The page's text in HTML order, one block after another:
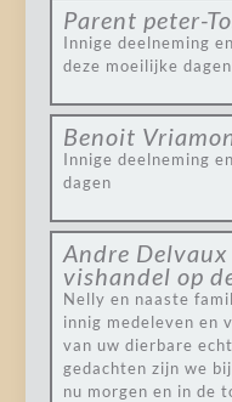
Parent peter-
Innige deelneming
deze moeilijke
Benoit
Innige deelneming
dagen
Andre
vishandel op
Nelly en naaste
innig medeleven en
van uw dierbare
gedachten zijn we
nu morgen en in de